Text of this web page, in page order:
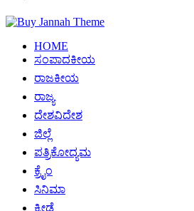
HOME
ಸಂಪಾದಕೀಯ
ರಾಜಕೀಯ
ರಾಜ್ಯ
ದೇಶವಿದೇಶ
ಜಿಲ್ಲೆ
ಪತ್ರಿಕೋದ್ಯಮ
ಕ್ರೈಂ
ಸಿನಿಮಾ
ಕ್ರೀಡೆ